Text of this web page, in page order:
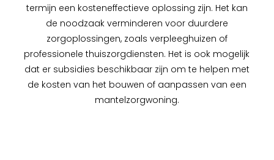
termijn een kosteneffectieve oplossing zijn. Het kan
de noodzaak verminderen voor duurdere
zorgoplossingen, zoals verpleeghuizen of
professionele thuiszorgdiensten. Het is ook mogelijk
dat er subsidies beschikbaar zijn om te helpen met
de kosten van het bouwen of aanpassen van een
mantelzorgwoning.